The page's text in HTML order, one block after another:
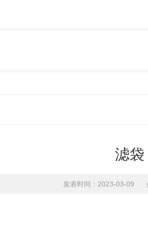
滤袋
发表时间：2023-03-09